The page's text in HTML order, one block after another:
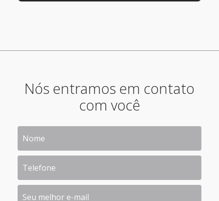
Nós entramos em contato
com você